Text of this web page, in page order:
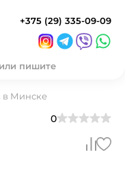
+375 (29) 335-09-09
пишите
в Минске
0